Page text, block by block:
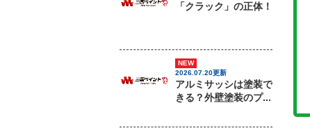
「クラック」の正体！
NEW
2026.07.20更新
アルミサッシは塗装で
きる？外壁塗装のプ...